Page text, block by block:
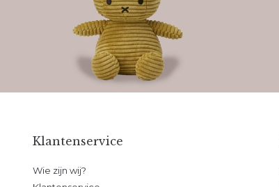
Klantenservice
Wie zijn wij?